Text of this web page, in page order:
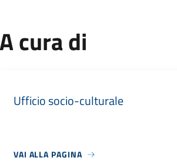
A cura di
Ufficio socio-culturale
VAI ALLA PAGINA